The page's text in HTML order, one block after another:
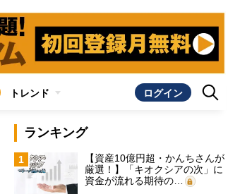
トレンド ログイン
ランキング
1
【資産10億円超・かんちさんが
厳選！】「キオクシアの次」に
資金が流れる期待の…